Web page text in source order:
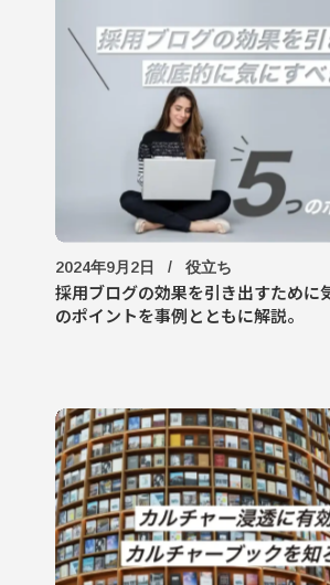
2024年9月2日 役立ち
採用ブログの効果を引き出すために
のポイントを事例とともに解説。